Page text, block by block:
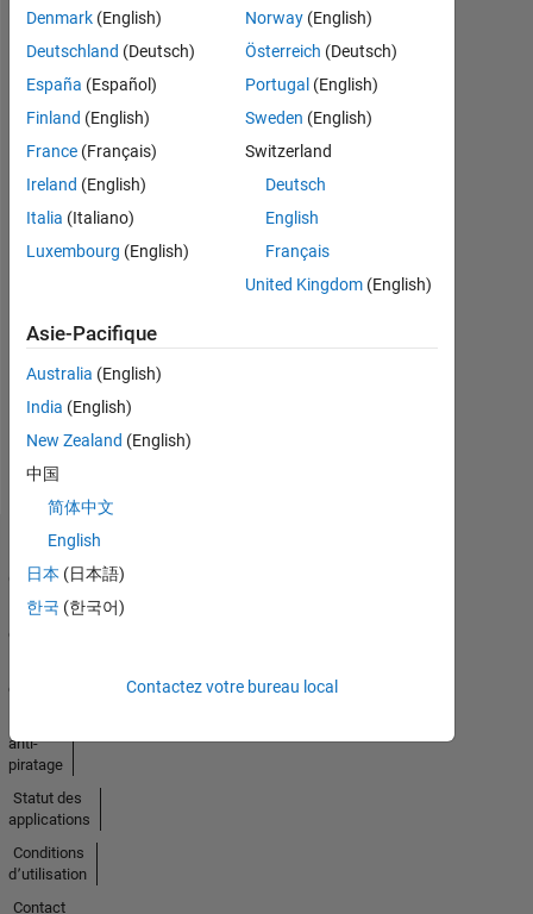
d'activité
Denmark (English)
Deutschland (Deutsch)
España (Español)
Finland (English)
France (Français)
Ireland (English)
Italia (Italiano)
Luxembourg (English)
Norway(English)
Österreich (Deutsch)
Portugal (English)
Sweden (English)
Switzerland
Deutsch
English
Français
United Kingdom(English)
Asie-Pacifique
Australia (English)
India (English)
New Zealand (English)
中国
简体中文
English
日本 (日本語)
한국 (한국어)
Contactez votre bureau local
Center
Marques
déposées
confidentialité
anti-
piratage
Statut des
applications
Conditions
d՚utilisation
Contact